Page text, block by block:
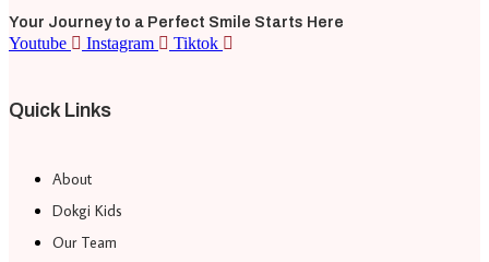
Your Journey to a Perfect Smile Starts Here
Youtube Instagram Tiktok
Quick Links
About
Dokgi Kids
Our Team